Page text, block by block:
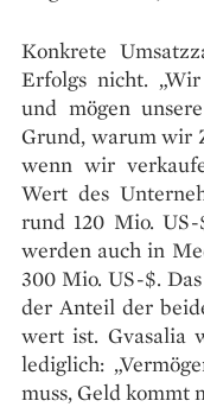
Konkrete
Erfolgs nicht.
und mögen
Grund, warum wir
wenn wir
Wert des
rund 120 Mio.
werden auch in
300 Mio. US-$.
der Anteil der
wert ist. Gvasalia
lediglich:
muss, Geld kommt